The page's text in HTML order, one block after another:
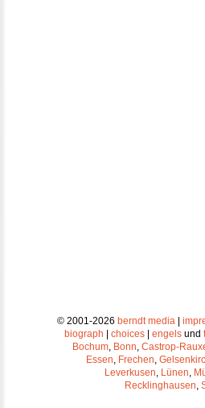
© 2001-2026 berndt media |
biograph | choices | engels und
Bochum Bonn Castrop-
Essen Frechen
Leverkusen Lünen
Recklinghausen